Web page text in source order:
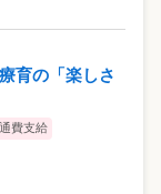
育の「楽しさ
費支給